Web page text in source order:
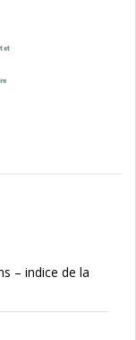
– indice de la